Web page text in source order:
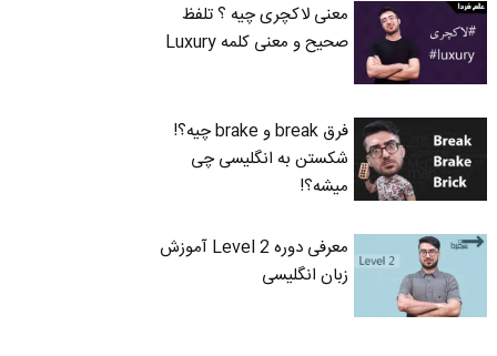
معنی لاکچری چیه ؟ تلفظ
صحیح و معنی کلمه Luxury
فرق break و brake چیه؟!
شکستن به انگلیسی چی
میشه؟!
معرفی دوره Level 2 آموزش
زبان انگلیسی